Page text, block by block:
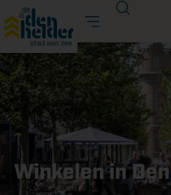
Winkelen in